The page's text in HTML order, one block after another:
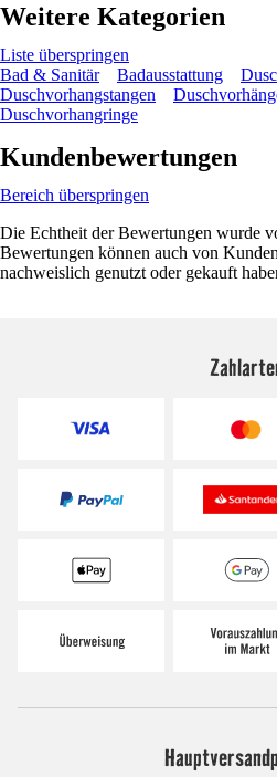
Weitere Kategorien
Liste überspringen
Bad & Sanitär
Badausstattung
Duschvorhangstangen
Duschvorhangringe
Kundenbewertungen
Bereich überspringen
Die Echtheit der Bewertungen wurde
Bewertungen können auch von
nachweislich genutzt oder gekauft